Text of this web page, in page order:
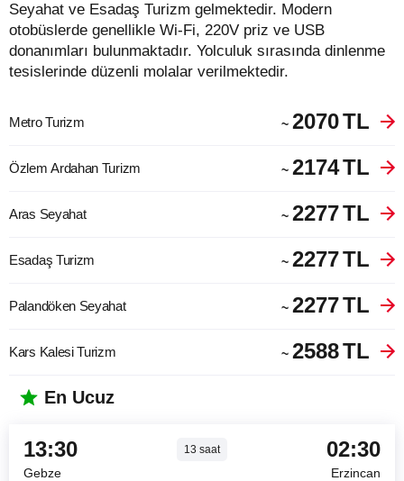
Seyahat ve Esadaş Turizm gelmektedir. Modern
otobüslerde genellikle Wi-Fi, 220V priz ve USB
donanımları bulunmaktadır. Yolculuk sırasında dinlenme
tesislerinde düzenli molalar verilmektedir.
Metro Turizm ~ 2070TL
Özlem Ardahan Turizm ~ 2174TL
Aras Seyahat ~ 2277TL
Esadaş Turizm ~ 2277TL
Palandöken Seyahat ~ 2277TL
Kars Kalesi Turizm ~ 2588TL
En Ucuz
13:30 13 saat 02:30
Gebze
Erzincan